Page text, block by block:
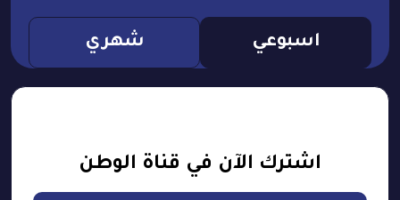
اسبوعي شهري
اشترك الآن في قناة الوطن